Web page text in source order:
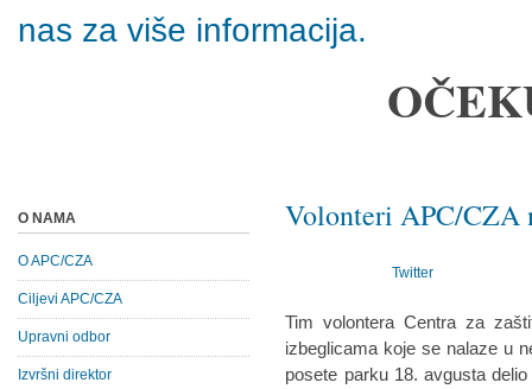
nas za više informacija.
Volonteri APC/CZA
Twitter
Tim volontera Centra za
izbeglicama koje se nalaze u
posete parku 18. avgusta
O NAMA
O APC/CZA
Ciljevi APC/CZA
Upravni odbor
Izvršni direktor